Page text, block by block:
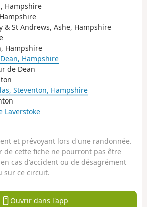
Hampshire
& St Andrews, Ashe, Hampshire
Hampshire
Hampshire
de Dean
Steventon, Hampshire
Laverstoke
et prévoyant lors d'une randonnée.
de cette fiche ne pourront pas être
cas d'accident ou de désagrément
sur ce circuit.
Ouvrir dans l'app